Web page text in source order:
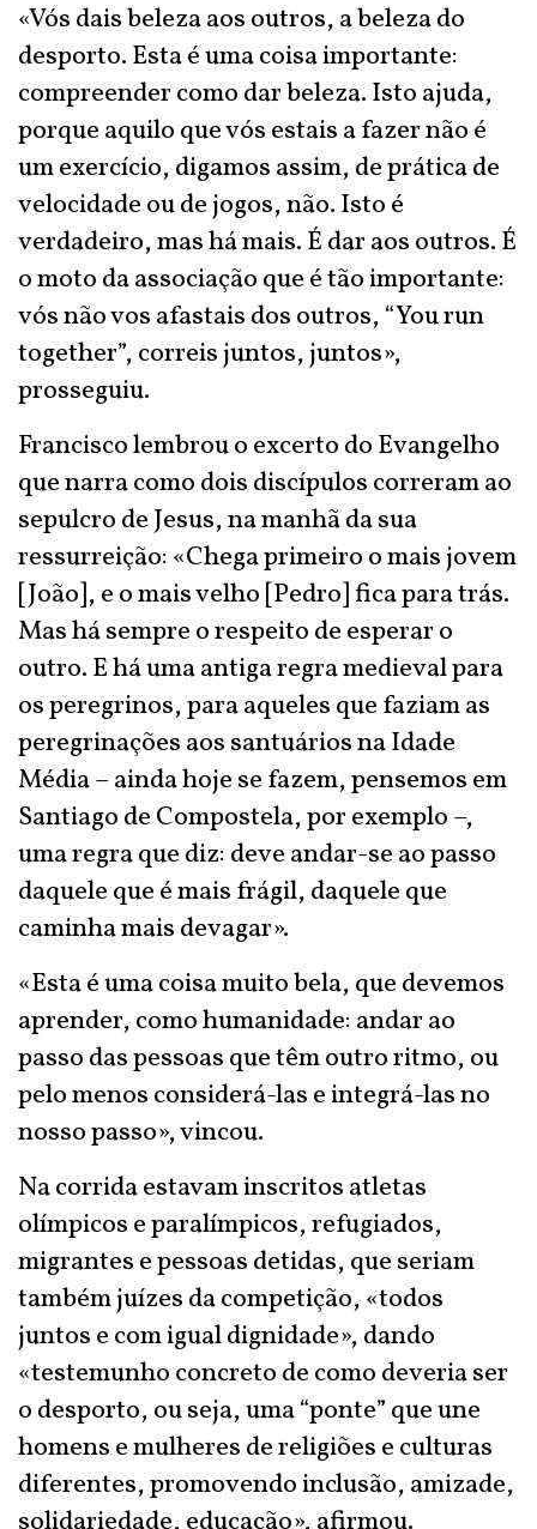
«Vós dais beleza aos outros, a beleza do
desporto. Esta é uma coisa importante:
compreender como dar beleza. Isto ajuda,
porque aquilo que vós estais a fazer não é
um exercício, digamos assim, de prática de
velocidade ou de jogos, não. Isto é
verdadeiro, mas há mais. É dar aos outros. É
o moto da associação que é tão importante:
vós não vos afastais dos outros, “You run
together”, correis juntos, juntos»,
prosseguiu.
Francisco lembrou o excerto do Evangelho
que narra como dois discípulos correram ao
sepulcro de Jesus, na manhã da sua
ressurreição: «Chega primeiro o mais jovem
[João], e o mais velho [Pedro] fica para trás.
Mas há sempre o respeito de esperar o
outro. E há uma antiga regra medieval para
os peregrinos, para aqueles que faziam as
peregrinações aos santuários na Idade
Média – ainda hoje se fazem, pensemos em
Santiago de Compostela, por exemplo –,
uma regra que diz: deve andar-se ao passo
daquele que é mais frágil, daquele que
caminha mais devagar».
«Esta é uma coisa muito bela, que devemos
aprender, como humanidade: andar ao
passo das pessoas que têm outro ritmo, ou
pelo menos considerá-las e integrá-las no
nosso passo», vincou.
Na corrida estavam inscritos atletas
olímpicos e paralímpicos, refugiados,
migrantes e pessoas detidas, que seriam
também juízes da competição, «todos
juntos e com igual dignidade», dando
«testemunho concreto de como deveria ser
o desporto, ou seja, uma “ponte” que une
homens e mulheres de religiões e culturas
diferentes, promovendo inclusão, amizade,